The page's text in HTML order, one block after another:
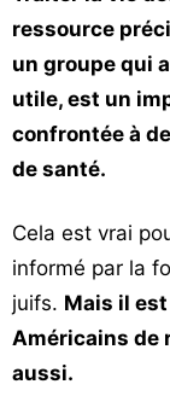
ressource
un groupe qui
utile, est un
confrontée à
de santé.
Cela est vrai
informé par la
juifs. Mais il
Américains de
aussi.